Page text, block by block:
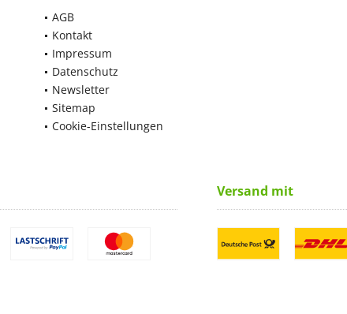
AGB
Kontakt
Impressum
Datenschutz
Newsletter
Sitemap
Cookie-Einstellungen
Versand mit